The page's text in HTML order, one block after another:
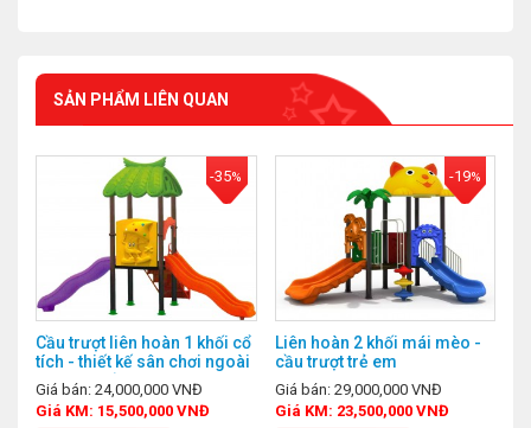
SẢN PHẨM LIÊN QUAN
-35%
Cầu trượt liên hoàn 1 khối cổ
tích - thiết kế sân chơi ngoài
trời cho trẻ em
Giá bán: 24,000,000 VNĐ
Giá KM: 15,500,000 VNĐ
-19%
Liên hoàn 2 khối mái mèo -
cầu trượt trẻ em
Giá bán: 29,000,000 VNĐ
Giá KM: 23,500,000 VNĐ